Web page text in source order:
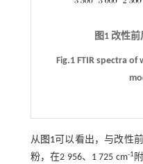
图1 改性前
Fig.1 FTIR spectra
从 图1可以看出，与改性
粉，在2 956、1 725 cm-1